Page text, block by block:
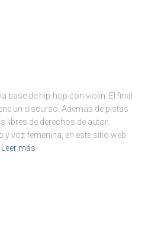
base de hip-hop con violín. El final
un discurso. Además de pistas
libres de derechos de autor,
voz femenina, en este sitio web
Leer más